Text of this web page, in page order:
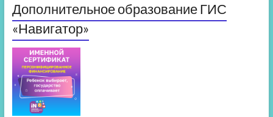
Дополнительное образование ГИС
«Навигатор»